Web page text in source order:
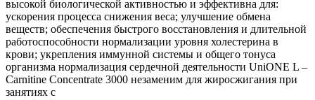
высокой биологической активностью и эффективна для:
ускорения процесса снижения веса; улучшение обмена
веществ; обеспечения быстрого восстановления и длительной
работоспособности нормализации уровня холестерина в
крови; укрепления иммунной системы и общего тонуса
организма нормализация сердечной деятельности UniONE L –
Carnitine Concentrate 3000 незаменим для жиросжигания при
занятиях с